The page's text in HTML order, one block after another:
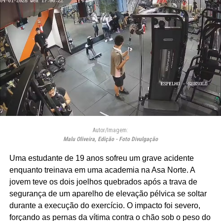
Autor/Imagem:
Malu Oliveira, Edição - Foto Divulgação
Uma estudante de 19 anos sofreu um grave acidente
enquanto treinava em uma academia na Asa Norte. A
jovem teve os dois joelhos quebrados após a trava de
segurança de um aparelho de elevação pélvica se soltar
durante a execução do exercício. O impacto foi severo,
forçando as pernas da vítima contra o chão sob o peso do